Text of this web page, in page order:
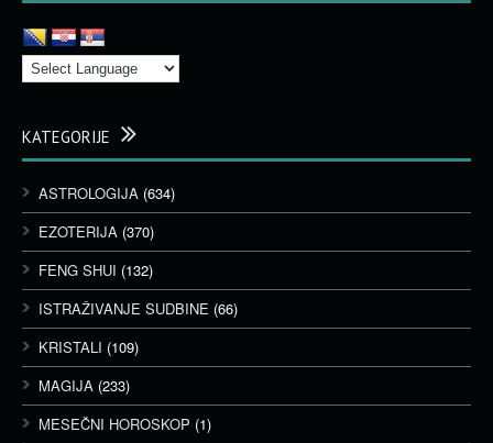
KATEGORIJE
ASTROLOGIJA (634)
EZOTERIJA (370)
FENG SHUI (132)
ISTRAŽIVANJE SUDBINE (66)
KRISTALI (109)
MAGIJA (233)
MESEČNI HOROSKOP (1)